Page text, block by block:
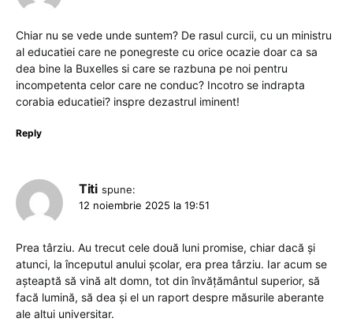
Chiar nu se vede unde suntem? De rasul curcii, cu un ministru
al educatiei care ne ponegreste cu orice ocazie doar ca sa
dea bine la Buxelles si care se razbuna pe noi pentru
incompetenta celor care ne conduc? Incotro se indrapta
corabia educatiei? inspre dezastrul iminent!
Reply
Titi spune:
12 noiembrie 2025 la 19:51
Prea târziu. Au trecut cele două luni promise, chiar dacă și
atunci, la începutul anului școlar, era prea târziu. Iar acum se
așteaptă să vină alt domn, tot din învățământul superior, să
facă lumină, să dea și el un raport despre măsurile aberante
ale altui universitar.